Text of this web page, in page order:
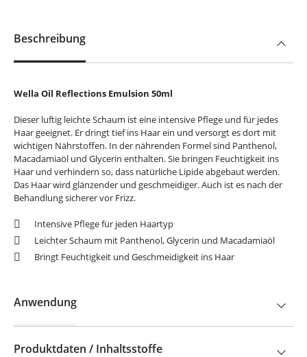
Beschreibung
Wella Oil Reflections Emulsion 50ml
Dieser luftig leichte Schaum ist eine intensive Pflege und für jedes
Haar geeignet. Er dringt tief ins Haar ein und versorgt es dort mit
wichtigen Nährstoffen. In der nährenden Formel sind Panthenol,
Macadamiaöl und Glycerin enthalten. Sie bringen Feuchtigkeit ins
Haar und verhindern so, dass natürliche Lipide abgebaut werden.
Das Haar wird glänzender und geschmeidiger. Auch ist es nach der
Behandlung sicherer vor Frizz.
Intensive Pflege für jeden Haartyp
Leichter Schaum mit Panthenol, Glycerin und Macadamiaöl
Bringt Feuchtigkeit und Geschmeidigkeit ins Haar
Anwendung
Produktdaten / Inhaltsstoffe